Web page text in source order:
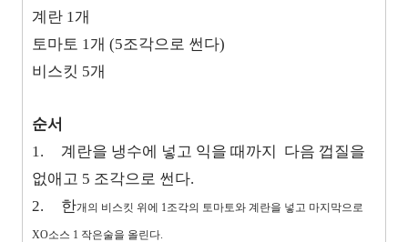
계란 1개
토마토 1개 (5조각으로 썬다)
비스킷 5개
순서
1.
계란을 냉수에 넣고 익을 때까지 다음 껍질을
없애고 5 조각으로 썬다.
2.
한개의 비스킷 위에 1조각의 토마토와 계란을 넣고 마지 막으로
XO소스 1 작은술을 올린다.